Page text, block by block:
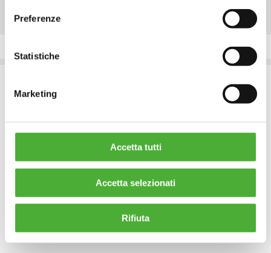
cookie strettamente necessari al funzionamento delsito
web
Preferenze
Statistiche
Marketing
Accetta tutti
Accetta selezionati
Rifiuta
Ambiente Italia si è distinta nel
europei partecipando ad oltre
140 progettiin qualità di
coordinatoreo partner.
Scopri di piùsuiprogetti
attualmentein corso